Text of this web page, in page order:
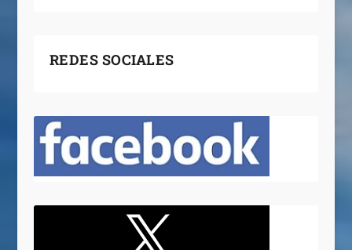
REDES SOCIALES